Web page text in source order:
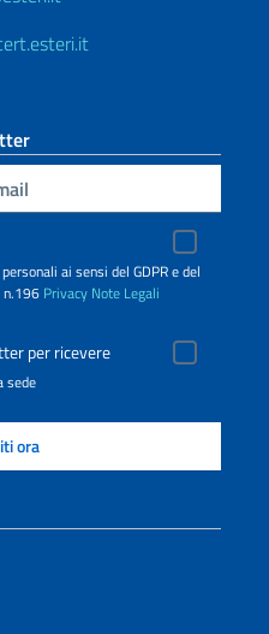
ai sensi del GDPR e del
n.196 Privacy Note Legali
per ricevere
sede